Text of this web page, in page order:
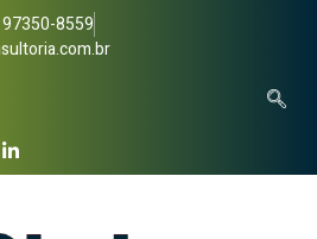
8559